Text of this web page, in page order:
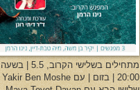
מתחילים בשלישי הקרוב, 5.5 | בשעה